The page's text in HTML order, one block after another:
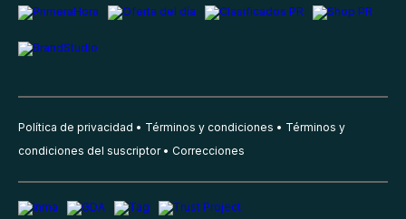
Política de privacidad Términos y condiciones
Términos y
condiciones del suscriptor
Correcciones